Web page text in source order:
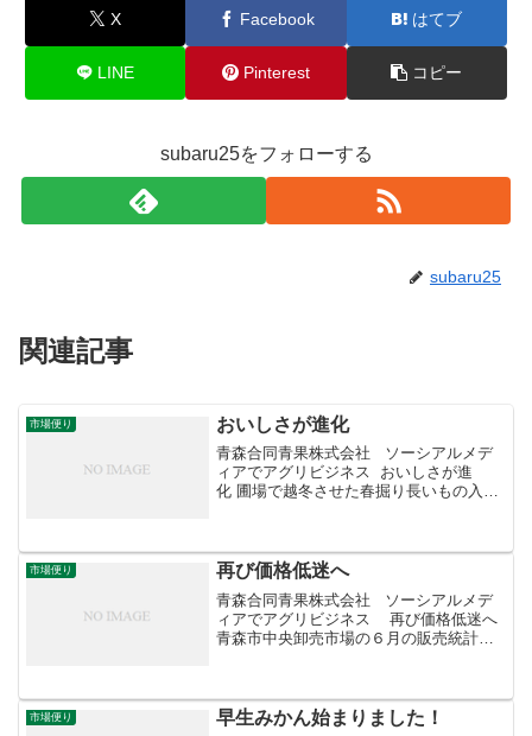
X Facebook はてブ
LINE Pinterest コピー
subaru25をフォローする
subaru25
関連記事
市場便り おいしさが進化
青森合同青果株式会社 ソーシアルメデ
ィアでアグリビジネス おいしさが進
化 圃場で越冬させた春掘り長いもの入荷
が失われ、ねっとりと甘くコクのある長
いもになります。秋...
市場便り 再び価格低迷へ
青森合同青果株式会社 ソーシアルメデ
ィアでアグリビジネス 再び価格低迷へ
青森市中央卸売市場の６月の販売統計が
ウンし88...
市場便り 早生みかん始まりました！